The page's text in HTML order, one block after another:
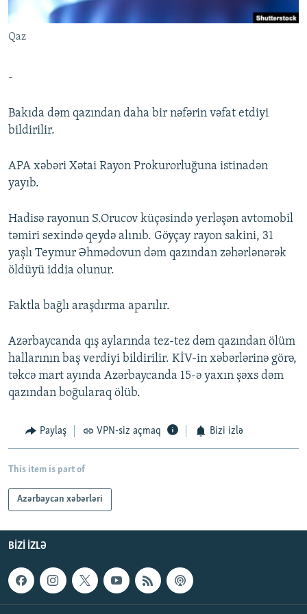
İNFOQRAFIKA
KARIKATURA
AZƏRBAYCAN ƏDƏBIYYATI KITABXANASI
İSLAM VƏ DEMOKRATIYA
MISSIYAMIZ
PEŞƏ ETIKASI VƏ JURNALISTIKA STANDARTLARIMIZ
BIZIMLƏ ƏLAQƏ
XƏBƏR BÜLLETENLƏRIMIZ
BIZI IZLƏ
Qaz
-
Bakıda dəm qazından daha bir nəfərin vəfat etdiyi
bildirilir.
APA xəbəri Xətai Rayon Prokurorluğuna istinadən
yayıb.
Hadisə rayonun S.Orucov küçəsində yerləşən avtomobil
təmiri sexində qeydə alınıb. Göyçay rayon sakini, 31
yaşlı Teymur Əhmədovun dəm qazından zəhərlənərək
öldüyü iddia olunur.
Faktla bağlı araşdırma aparılır.
Azərbaycanda qış aylarında tez-tez dəm qazından ölüm
hallarının baş verdiyi bildirilir. KİV-in xəbərlərinə görə,
təkcə mart ayında Azərbaycanda 15-ə yaxın şəxs dəm
qazından boğularaq ölüb.
Paylaş VPN-siz açmaq Bizi izlə
This item is part of
Azərbaycan xəbərləri
BIZI IZLƏ